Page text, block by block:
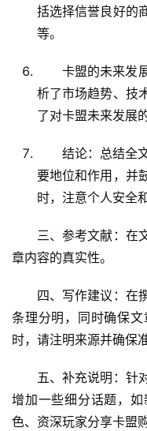
括选择信誉良好的
等。
卡盟的未来发
析了市场趋势、技
了对卡盟未来发展
结论：总结全
要地位和作用，并
时，注意个人安全
三、参考文献：在
章内容的真实性。
四、写作建议：在
条理分明，同时确保
时，请注明来源并确保
五、补充说明：针
增加一些细分话题，
色、资深玩家分享卡盟